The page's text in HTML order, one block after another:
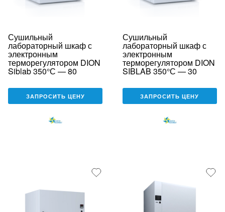
Сушильный
лабораторный шкаф с
электронным
терморегулятором DION
Siblab 350°С — 80
ЗАПРОСИТЬ ЦЕНУ
Сушильный
лабораторный шкаф с
электронным
терморегулятором DION
SIBLAB 350°С — 30
ЗАПРОСИТЬ ЦЕНУ